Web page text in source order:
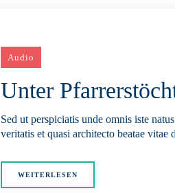
Audio
Unter
Sed ut perspiciatis unde omnis iste
veritatis et quasi architecto beatae
WEITERLESEN